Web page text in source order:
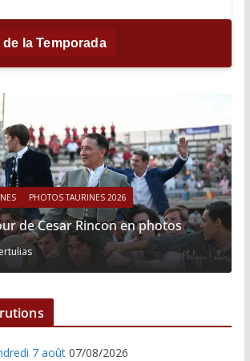
de la Temporada
PHOTOS TAURINES 2026
de Cesar Rincon en photos
7 août 07/08/2026